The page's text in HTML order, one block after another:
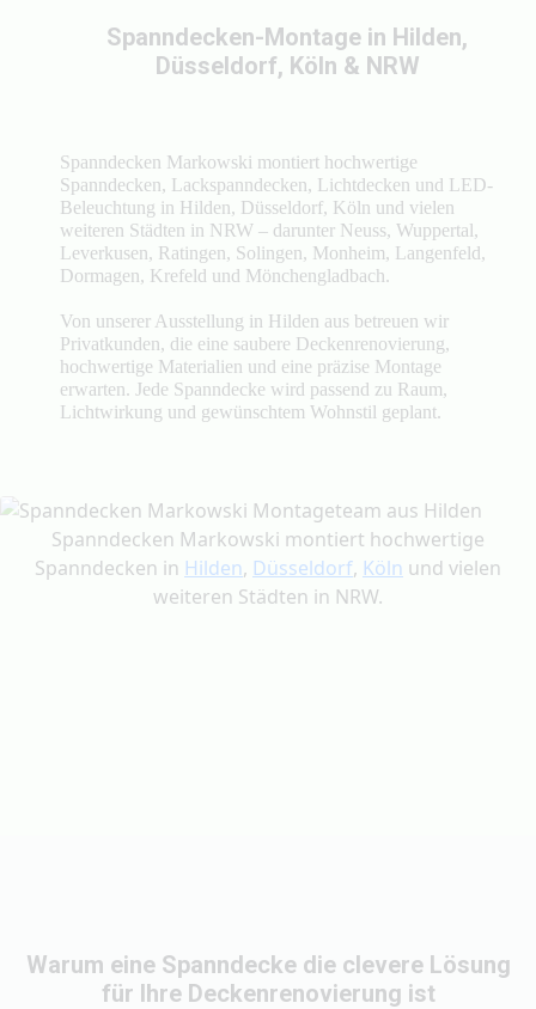
Spanndecken-Montage in Hilden,
Düsseldorf, Köln & NRW
Spanndecken Markowski montiert hochwertige
Spanndecken, Lackspanndecken, Lichtdecken und LED-
Beleuchtung in Hilden, Düsseldorf, Köln und vielen
weiteren Städten in NRW – darunter Neuss, Wuppertal,
Leverkusen, Ratingen, Solingen, Monheim, Langenfeld,
Dormagen, Krefeld und Mönchengladbach.
Von unserer Ausstellung in Hilden aus betreuen wir
Privatkunden, die eine saubere Deckenrenovierung,
hochwertige Materialien und eine präzise Montage
erwarten. Jede Spanndecke wird passend zu Raum,
Lichtwirkung und gewünschtem Wohnstil geplant.
Spanndecken Markowski montiert hochwertige
Spanndecken in Hilden, Düsseldorf, Köln und vielen
weiteren Städten in NRW.
Warum eine Spanndecke die clevere Lösung
für Ihre Deckenrenovierung ist